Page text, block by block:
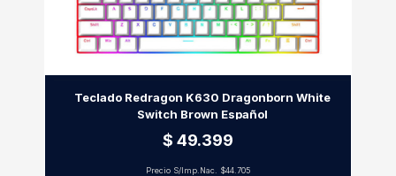
Teclado Redragon K630 Dragonborn White
Switch Brown Español
$ 49.399
Precio S/Imp.Nac. $44.705